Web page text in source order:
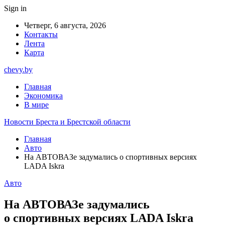
Sign in
Четверг, 6 августа, 2026
Контакты
Лента
Карта
chevy.by
Главная
Экономика
В мире
Новости Бреста и Брестской области
Главная
Авто
На АВТОВАЗе задумались о спортивных версиях
LADA Iskra
Авто
На АВТОВАЗе задумались
о спортивных версиях LADA Iskra